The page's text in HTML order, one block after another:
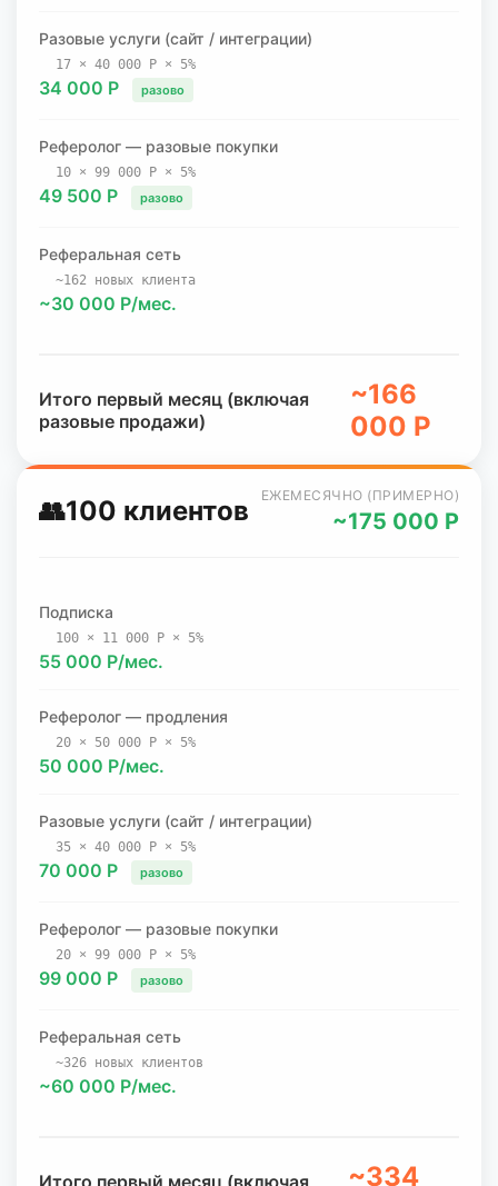
Разовые услуги (сайт / интеграции)
17 × 40 000 Р × 5%
34 000 Р разово
Реферолог — разовые покупки
10 × 99 000 Р × 5%
49 500 Р разово
Реферальная сеть
~162 новых клиента
~30 000 Р/мес.
Итого первый месяц (включая
разовые продажи)
~166
000 Р
👥100 клиентов ЕЖЕМЕСЯЧНО (ПРИМЕРНО)
~175 000 Р
Подписка
100 × 11 000 Р × 5%
55 000 Р/мес.
Реферолог — продления
20 × 50 000 Р × 5%
50 000 Р/мес.
Разовые услуги (сайт / интеграции)
35 × 40 000 Р × 5%
70 000 Р разово
Реферолог — разовые покупки
20 × 99 000 Р × 5%
99 000 Р разово
Реферальная сеть
~326 новых клиентов
~60 000 Р/мес.
Итого первый месяц (включая ~334